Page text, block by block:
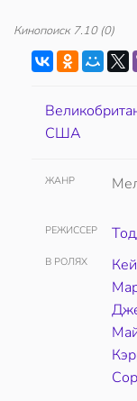
Кинопоиск 7.10(0)
США
ЖАНР
РЕЖИССЕР
В РОЛЯХ